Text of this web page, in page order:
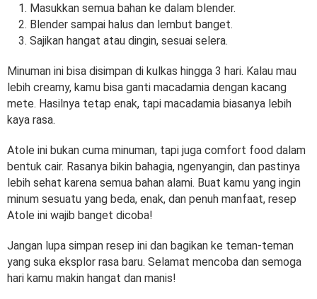
Masukkan semua bahan ke dalam blender.
Blender sampai halus dan lembut banget.
Sajikan hangat atau dingin, sesuai selera.
Minuman ini bisa disimpan di kulkas hingga 3 hari. Kalau mau
lebih creamy, kamu bisa ganti macadamia dengan kacang
mete. Hasilnya tetap enak, tapi macadamia biasanya lebih
kaya rasa.
Atole ini bukan cuma minuman, tapi juga comfort food dalam
bentuk cair. Rasanya bikin bahagia, ngenyangin, dan pastinya
lebih sehat karena semua bahan alami. Buat kamu yang ingin
minum sesuatu yang beda, enak, dan penuh manfaat, resep
Atole ini wajib banget dicoba!
Jangan lupa simpan resep ini dan bagikan ke teman-teman
yang suka eksplor rasa baru. Selamat mencoba dan semoga
hari kamu makin hangat dan manis!